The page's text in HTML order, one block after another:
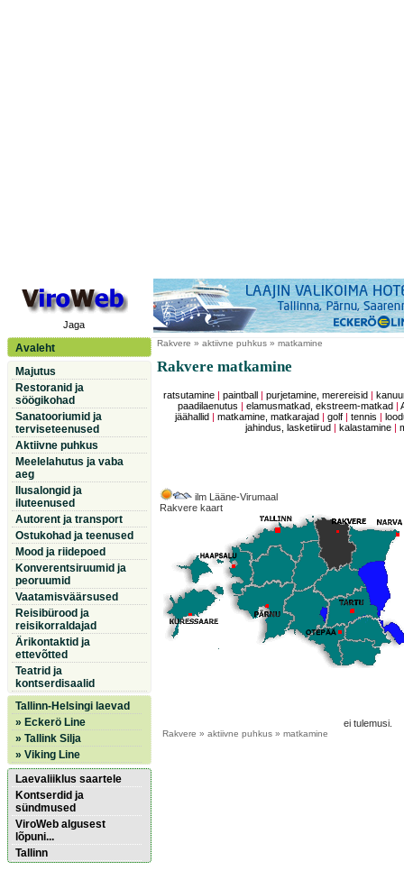
Jaga
Avaleht
Majutus
Restoranid ja
söögikohad
Sanatooriumid ja
terviseteenused
Aktiivne puhkus
Meelelahutus ja vaba
aeg
Ilusalongid ja
iluteenused
Autorent ja transport
Ostukohad ja teenused
Mood ja riidepoed
Konverentsiruumid ja
peoruumid
Vaatamisväärsused
Reisibürood ja
reisikorraldajad
Ärikontaktid ja
ettevõtted
Teatrid ja
kontserdisaalid
Tallinn-Helsingi laevad
» Eckerö Line
» Tallink Silja
» Viking Line
Laevaliiklus saartele
Kontserdid ja
sündmused
ViroWeb algusest
lõpuni...
Tallinn
Rakvere » aktiivne puhkus » matkamine
Rakvere matkamine
ratsutamine| paintball purjetamine, merereisid
paadilaenutus
|elamusmatkad, ekstreem-matkad |
jäähallid
matkamine, matkarajad golf| tennis
jahindus, lasketiirud
kalastamine |
ilm Lääne-Virumaal
Rakvere kaart
ei tulemusi.
Rakvere » aktiivne puhkus » matkamine